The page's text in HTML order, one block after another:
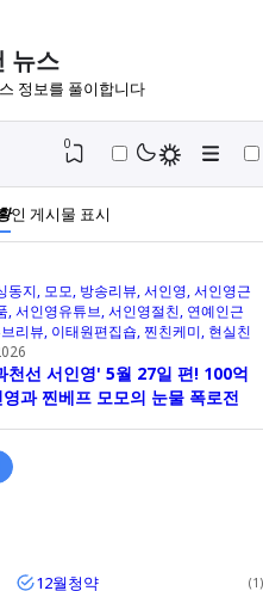
뉴스
정보를 풀이합니다
0
인 게시물 표시
동지 모모 방송리뷰 서인영 서인영근
서인영유튜브 서인영절친 연예인근
리뷰 이태원편집숍 찐친케미 현실친
천선 서인영' 5월 27일 편! 100억
과 찐베프 모모의 눈물 폭로전
12월청약 1